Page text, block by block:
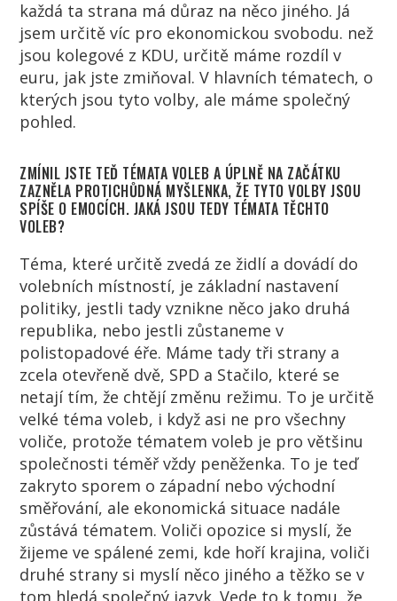
každá ta strana má důraz na něco jiného. Já
jsem určitě víc pro ekonomickou svobodu. než
jsou kolegové z KDU, určitě máme rozdíl v
euru, jak jste zmiňoval. V hlavních tématech, o
kterých jsou tyto volby, ale máme společný
pohled.
ZMÍNIL JSTE TEĎ TÉMATA VOLEB A ÚPLNĚ NA ZAČÁTKU
ZAZNĚLA PROTICHŮDNÁ MYŠLENKA, ŽE TYTO VOLBY JSOU
SPÍŠE O EMOCÍCH. JAKÁ JSOU TEDY TÉMATA TĚCHTO
VOLEB?
Téma, které určitě zvedá ze židlí a dovádí do
volebních místností, je základní nastavení
politiky, jestli tady vznikne něco jako druhá
republika, nebo jestli zůstaneme v
polistopadové éře. Máme tady tři strany a
zcela otevřeně dvě, SPD a Stačilo, které se
netají tím, že chtějí změnu režimu. To je určitě
velké téma voleb, i když asi ne pro všechny
voliče, protože tématem voleb je pro většinu
společnosti téměř vždy peněženka. To je teď
zakryto sporem o západní nebo východní
směřování, ale ekonomická situace nadále
zůstává tématem. Voliči opozice si myslí, že
žijeme ve spálené zemi, kde hoří krajina, voliči
druhé strany si myslí něco jiného a těžko se v